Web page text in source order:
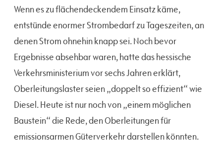
Wenn es zu flächendeckendem Einsatz käme,
entstünde enormer Strombedarf zu Tageszeiten, an
denen Strom ohnehin knapp sei. Noch bevor
Ergebnisse absehbar waren, hatte das hessische
Verkehrsministerium vor sechs Jahren erklärt,
Oberleitungslaster seien „doppelt so effizient“ wie
Diesel. Heute ist nur noch von „einem möglichen
Baustein“ die Rede, den Oberleitungen für
emissionsarmen Güterverkehr darstellen könnten.